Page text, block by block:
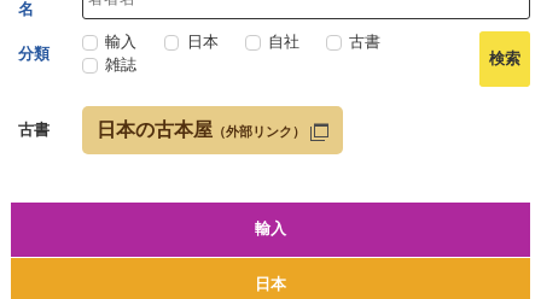
輸入
日本
名
分類
輸入 日本 自社
古書
雑誌
古書 日本の古本屋 （外部リンク）